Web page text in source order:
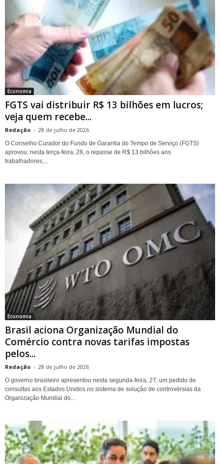
Economia
FGTS vai distribuir R$ 13 bilhões em lucros;
veja quem recebe...
Redação - 28 de julho de 2026
O Conselho Curador do Fundo de Garantia do Tempo de Serviço (FGTS)
aprovou, nesta terça-feira, 28, o repasse de R$ 13 bilhões aos
trabalhadores,...
Economia
Brasil aciona Organização Mundial do
Comércio contra novas tarifas impostas
pelos...
Redação - 28 de julho de 2026
O governo brasileiro apresentou nesta segunda-feira, 27, um pedido de
consultas aos Estados Unidos no sistema de solução de controvérsias da
Organização Mundial do...